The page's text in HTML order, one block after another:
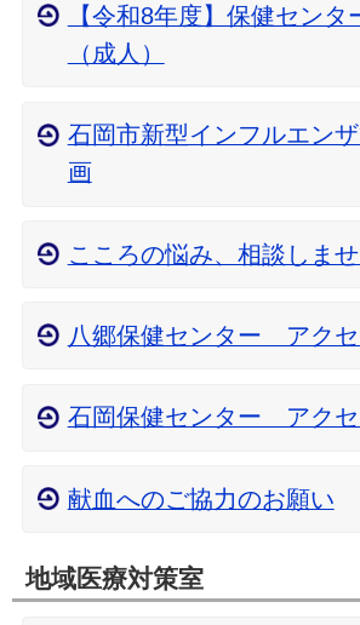
【令和8年度】保健センタ
（成人）
石岡市新型インフルエン
画
こころの悩み、相談しま
八郷保健センター アクセ
石岡保健センター アクセ
献血へのご協力のお願い
地域医療対策室